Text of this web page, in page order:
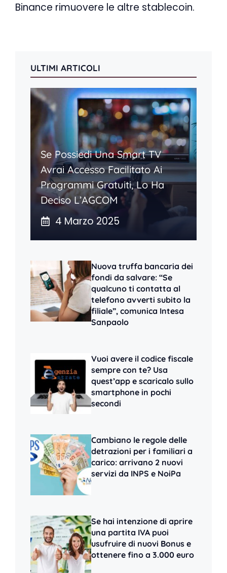
Binance rimuovere le altre stablecoin.
ULTIMI ARTICOLI
Se Possiedi Una Smart TV
Avrai Accesso Facilitato Ai
Programmi Gratuiti, Lo Ha
Deciso L’AGCOM
4 Marzo 2025
Nuova truffa bancaria dei
fondi da salvare: “Se
qualcuno ti contatta al
telefono avverti subito la
filiale”, comunica Intesa
Sanpaolo
Vuoi avere il codice fiscale
sempre con te? Usa
quest’app e scaricalo sullo
smartphone in pochi
secondi
Cambiano le regole delle
detrazioni per i familiari a
carico: arrivano 2 nuovi
servizi da INPS e NoiPa
Se hai intenzione di aprire
una partita IVA puoi
usufruire di nuovi Bonus e
ottenere fino a 3.000 euro